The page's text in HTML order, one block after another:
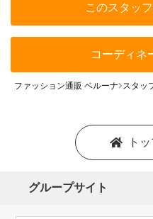
このスタッ
コーディネ
ファッション通販 ベルーナ スタッ
ト
グループサイト